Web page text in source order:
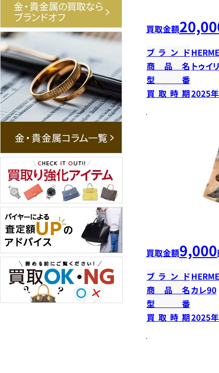
買取金額
ブランド
商品名 トゥイ
型番
買取時期2025
買取金額9,000
ブランド
商品名 カレ90
型番
買取時期2025